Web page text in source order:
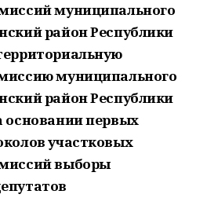
муниципального
район Республики
муниципального
район Республики
основании первых
участковых
выборы